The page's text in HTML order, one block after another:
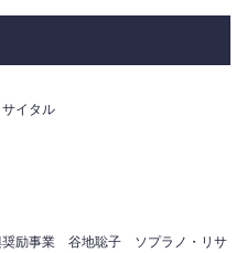
イタル
奨励事業 谷地聡子 ソプラノ・リサ